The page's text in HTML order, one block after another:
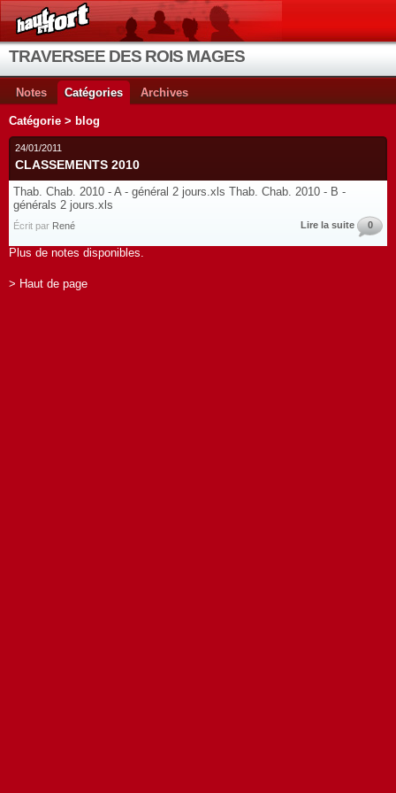
TRAVERSEE DES ROIS MAGES
Notes Catégories Archives
Catégorie > blog
24/01/2011
CLASSEMENTS 2010
Thab. Chab. 2010 - A - général 2 jours.xls Thab. Chab. 2010 - B -
générals 2 jours.xls
Écrit par René Lire la suite 0
Plus de notes disponibles.
> Haut de page